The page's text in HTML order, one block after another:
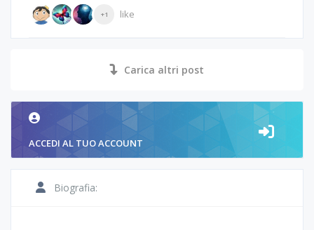
+1 like
Carica altri post
ACCEDI AL TUO ACCOUNT
Biografia: